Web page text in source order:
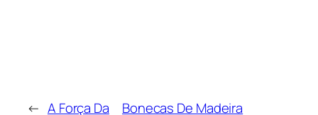
← A Força Da
Bonecas De Madeira